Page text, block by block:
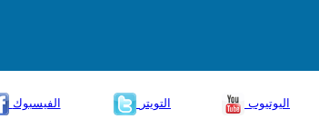
الفيسبوك
التويتر اليوتيوب